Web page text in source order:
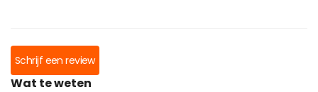
Schrijf een review
Wat te weten